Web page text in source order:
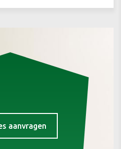
aanvragen